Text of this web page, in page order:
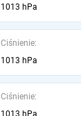
1013 hPa
Ciśnienie:
1013 hPa
Ciśnienie:
1013 hPa